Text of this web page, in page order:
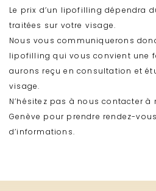
Le prix d’un lipofilling dépendra
traitées sur votre visage.
Nous vous communiquerons
lipofilling qui vous convient une
aurons reçu en consultation et
visage.
N’hésitez pas à nous contacter à
Genève pour prendre rendez-
d’informations.